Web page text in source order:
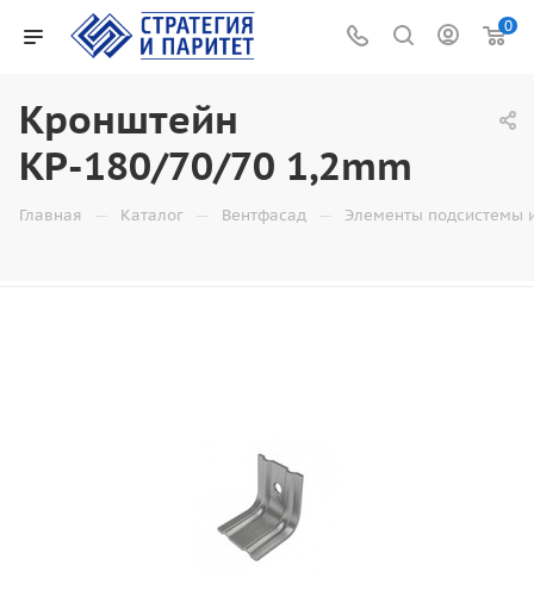
0
Кронштейн
КР-180/70/70 1,2mm
Главная — Каталог — Вентфасад — Элементы подсистемы